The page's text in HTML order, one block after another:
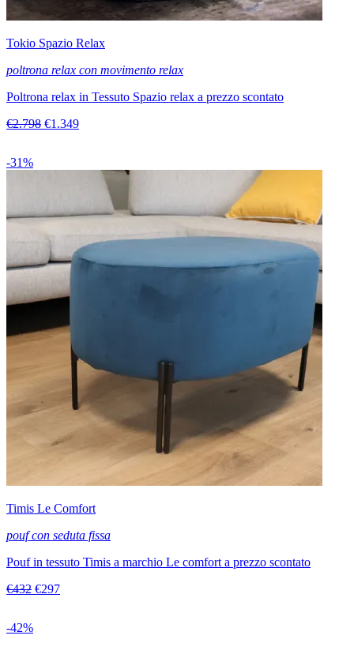
Tokio Spazio Relax
poltrona relax con movimento relax
Poltrona relax in Tessuto Spazio relax a prezzo scontato
€2.798 €1.349
-31%
Timis Le Comfort
pouf con seduta fissa
Pouf in tessuto Timis a marchio Le comfort a prezzo scontato
€432 €297
-42%